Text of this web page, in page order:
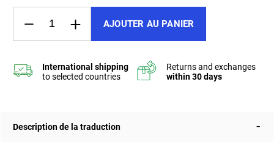
AJOUTER AU PANIER
Description de la traduction